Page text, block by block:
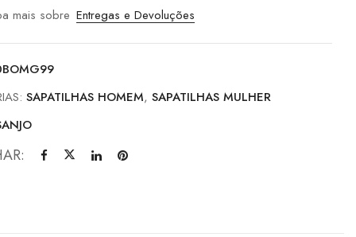
mais sobre Entregas e Devoluções
SAPATILHAS HOMEM,SAPATILHAS MULHER